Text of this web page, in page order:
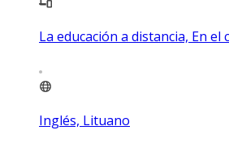
La educación a distancia, En el
Inglés, Lituano